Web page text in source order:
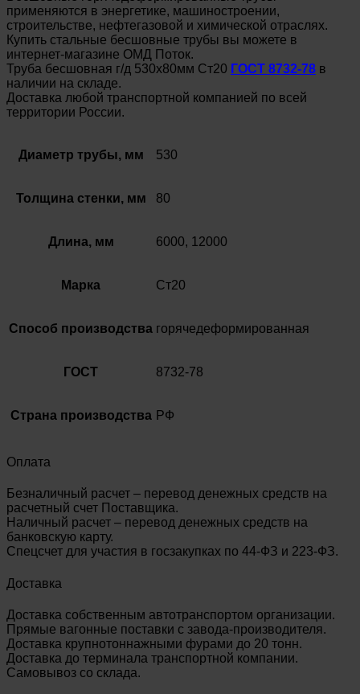
применяются в энергетике, машиностроении,
строительстве, нефтегазовой и химической отраслях.
Купить стальные бесшовные трубы вы можете в
интернет-магазине ОМД Поток.
Труба бесшовная г/д 530х80мм Ст20 ГОСТ 8732-78 в
наличии на складе.
Доставка любой транспортной компанией по всей
территории России.
Диаметр трубы, мм 530
Толщина стенки, мм 80
Длина, мм 6000, 12000
Марка Ст20
Способ производства горячедеформированная
ГОСТ 8732-78
Страна производства РФ
Оплата
Безналичный расчет – перевод денежных средств на
расчетный счет Поставщика.
Наличный расчет – перевод денежных средств на
банковскую карту.
Спецсчет для участия в госзакупках по 44-ФЗ и 223-ФЗ.
Доставка
Доставка собственным автотранспортом организации.
Прямые вагонные поставки с завода-производителя.
Доставка крупнотоннажными фурами до 20 тонн.
Доставка до терминала транспортной компании.
Самовывоз со склада.